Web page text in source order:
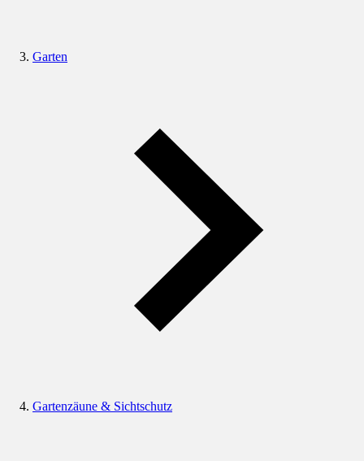
Garten
Gartenzäune & Sichtschutz